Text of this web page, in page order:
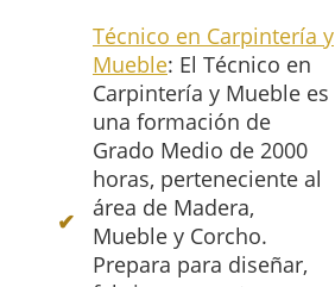
Técnico en Carpintería y
Mueble: El Técnico en
Carpintería y Mueble es
una formación de
Grado Medio de 2000
horas, perteneciente al
área de Madera,
Mueble y Corcho.
Prepara para diseñar,